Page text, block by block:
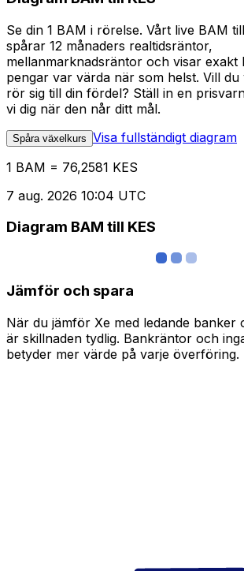
Se din 1 BAM i rörelse. Vårt live BAM
spårar 12 månaders realtidsräntor,
mellanmarknadsräntor och visar exakt
pengar var värda när som helst. Vill
rör sig till din fördel? Ställ in en
vi dig när den når ditt mål.
Spåra växelkurs Visa fullständigt diagram
1 BAM = 76,2581 KES
7 aug. 2026 10:04 UTC
Diagram BAM till KES
Jämför och spara
När du jämför Xe med ledande banker
är skillnaden tydlig. Bankräntor och
betyder mer värde på varje överföring.